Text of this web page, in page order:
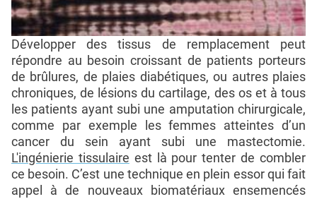
Développer des tissus de remplacement peut
répondre au besoin croissant de patients porteurs
de brûlures, de plaies diabétiques, ou autres plaies
chroniques, de lésions du cartilage, des os et à tous
les patients ayant subi une amputation chirurgicale,
comme par exemple les femmes atteintes d’un
cancer du sein ayant subi une mastectomie.
L'ingénierie tissulaire est là pour tenter de combler
ce besoin. C’est une technique en plein essor qui fait
appel à de nouveaux biomatériaux ensemencés